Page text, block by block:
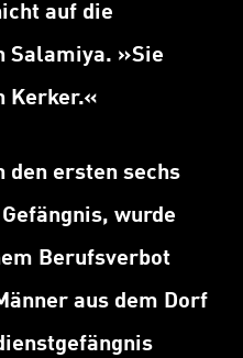
auf die
Salamiya. »Sie
Kerker.«
den ersten sechs
wurde
Berufsverbot
aus dem Dorf